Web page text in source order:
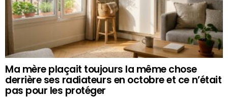
Ma mère plaçait toujours la même chose
derrière ses radiateurs en octobre et ce n’était
pas pour les protéger